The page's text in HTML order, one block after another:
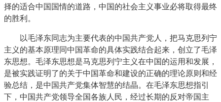
择的适合中国国情的道路，中国的社会主义事业必将取得最终
的胜利。
以毛泽东同志为主要代表的中国共产党人，把马克思列宁
主义的基本原理同中国革命的具体实践结合起来，创立了毛泽
东思想。毛泽东思想是马克思列宁主义在中国的运用和发展，
是被实践证明了的关于中国革命和建设的正确的理论原则和经
验总结，是中国共产党集体智慧的结晶。在毛泽东思想指引
下，中国共产党领导全国各族人民，经过长期的反对帝国主